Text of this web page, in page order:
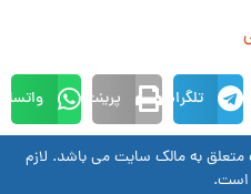
تلگرام پرینت
به مالک سایت می باشد. لازم
است.